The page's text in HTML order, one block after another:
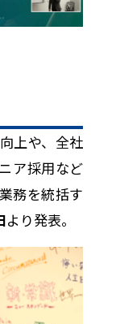
上や、全社
ア採用など
務を統括す
より発表。